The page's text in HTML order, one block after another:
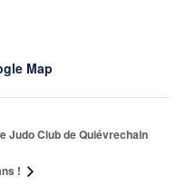
Map
Judo Club de Quiévrechain
!